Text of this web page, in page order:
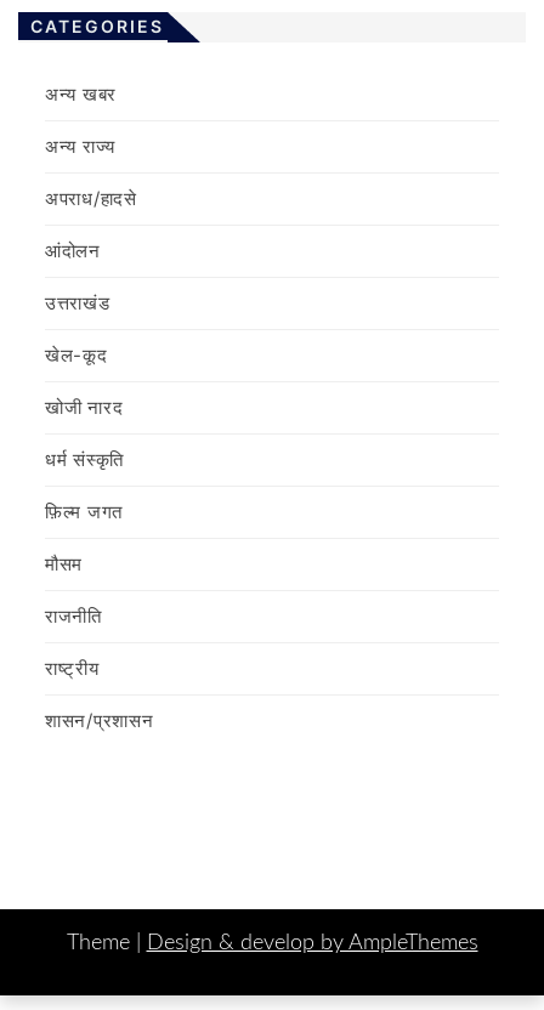
CATEGORIES
अन्य खबर
अन्य राज्य
अपराध/हादसे
आंदोलन
उत्तराखंड
खेल-कूद
खोजी नारद
धर्म संस्कृति
फ़िल्‍म जगत
मौसम
राजनीति
राष्ट्रीय
शासन/प्रशासन
Theme | Design & develop by AmpleThemes